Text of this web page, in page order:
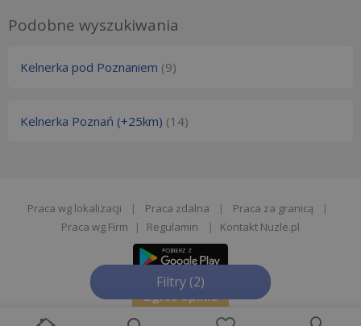
Filtry (2)
Podobne wyszukiwania
Kelnerka pod Poznaniem (9)
Kelnerka Poznań (+25km) (14)
Praca wg lokalizacji | Praca zdalna | Praca za granicą
|
Praca wg Firm
| Regulamin | Kontakt Nuzle.pl
Zgłoś opinie